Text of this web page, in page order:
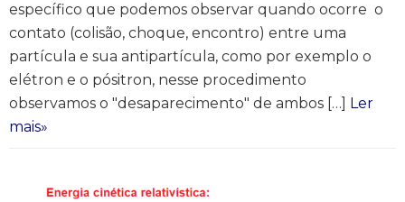
específico que podemos observar quando ocorre o
contato (colisão, choque, encontro) entre uma
partícula e sua antipartícula, como por exemplo o
elétron e o pósitron, nesse procedimento
observamos o "desaparecimento" de ambos […] Ler
mais»